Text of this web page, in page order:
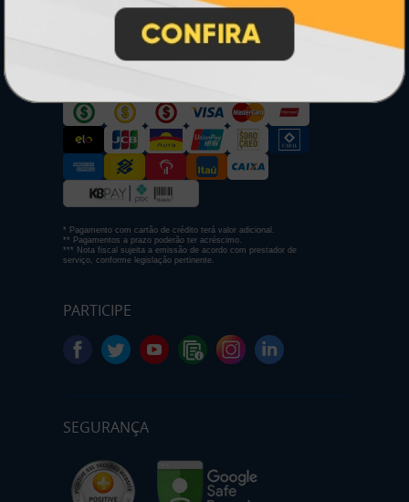
* Pagamento com cartão de crédito terá valor adicional.
** Pagamentos a prazo poderão ter acréscimo.
*** Nota fiscal sujeita a emissão de acordo com prestador de
serviço, conforme legislação pertinente.
PARTICIPE
SEGURANÇA